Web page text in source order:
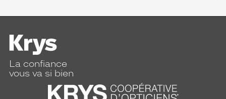
La confiance
vous va si bien